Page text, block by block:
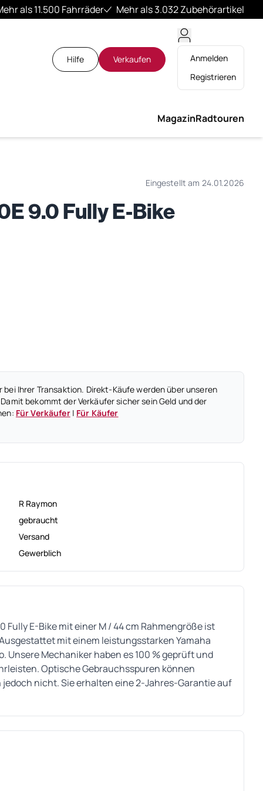
als 11.500 Fahrräder Mehr als 3.032 Zubehörartikel
Hilfe Verkaufen
Anmelden
Registrieren
MagazinRadtouren
Eingestellt am 24.01.2026
9.0 Fully E-Bike
Ihrer Transaktion. Direkt-Käufe werden über unseren
bekommt der Verkäufer sicher sein Geld und der
Für Verkäufer| Für Käufer
R Raymon
gebraucht
Versand
Gewerblich
Fully E-Bike mit einer M / 44 cm Rahmengröße ist
mit einem leistungsstarken Yamaha
Unsere Mechaniker haben es 100 % geprüft und
Optische Gebrauchsspuren können
nicht. Sie erhalten eine 2-Jahres-Garantie auf